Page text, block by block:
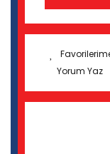
Yorum Yaz